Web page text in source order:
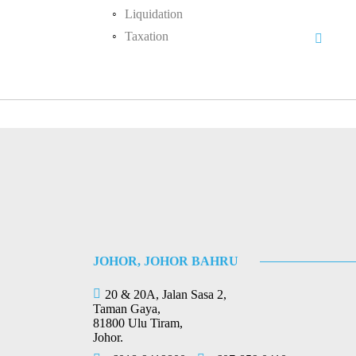
Sole Proprietorship
Partnership
Liquidation
Taxation
JOHOR, JOHOR BAHRU
20 & 20A, Jalan Sasa 2,
Taman Gaya,
81800 Ulu Tiram,
Johor.